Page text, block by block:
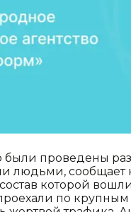
были проведены
людьми, сообщает
которой
по крупным